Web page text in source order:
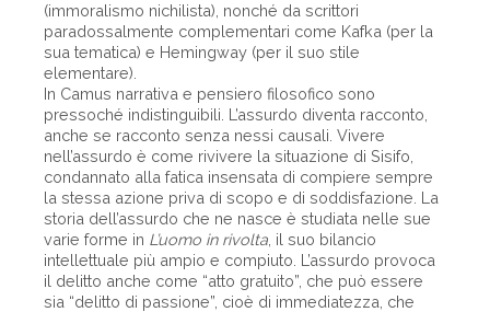
(immoralismo nichilista), nonché da scrittori
paradossalmente complementari come Kafka (per la
sua tematica) e Hemingway (per il suo stile
elementare).
In Camus narrativa e pensiero filosofico sono
pressoché indistinguibili. L’assurdo diventa racconto,
anche se racconto senza nessi causali. Vivere
nell’assurdo è come rivivere la situazione di Sisifo,
condannato alla fatica insensata di compiere sempre
la stessa azione priva di scopo e di soddisfazione. La
storia dell’assurdo che ne nasce è studiata nelle sue
varie forme in L’uomo in rivolta , il suo bilancio
intellettuale più ampio e compiuto. L’assurdo provoca
il delitto anche come “atto gratuito”, che può essere
sia “delitto di passione”, cioè di immediatezza, che